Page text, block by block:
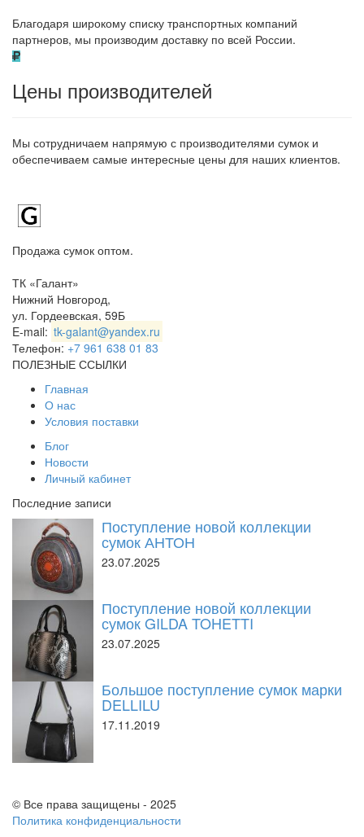
Благодаря широкому списку транспортных компаний
партнеров, мы производим доставку по всей России.
Цены производителей
Мы сотрудничаем напрямую с производителями сумок и
обеспечиваем самые интересные цены для наших клиентов.
Продажа сумок оптом.
ТК «Галант»
Нижний Новгород,
ул. Гордеевская, 59Б
E-mail: tk-galant@yandex.ru
Телефон: +7 961 638 01 83
ПОЛЕЗНЫЕ ССЫЛКИ
Главная
О нас
Условия поставки
Блог
Новости
Личный кабинет
Последние записи
Поступление новой коллекции
сумок АНТОН
23.07.2025
Поступление новой коллекции
сумок GILDA TOHETTI
23.07.2025
Большое поступление сумок марки
DELLILU
17.11.2019
© Все права защищены - 2025
Политика конфиденциальности